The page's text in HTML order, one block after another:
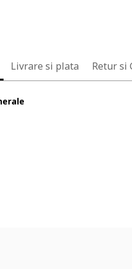
Livrare si plata Retur si